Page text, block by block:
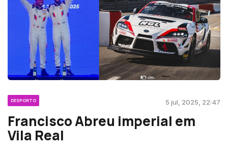
DESPORTO 5 jul, 2025, 22:47
Francisco Abreu imperial em
Vila Real